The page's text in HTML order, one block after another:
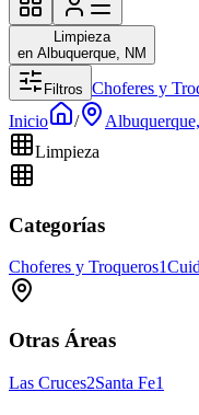
Limpieza
en Albuquerque, NM
Filtros Choferes y
Inicio
/
Limpieza
Categorías
Choferes y Troqueros1
Otras Áreas
Las Cruces2Santa Fe1